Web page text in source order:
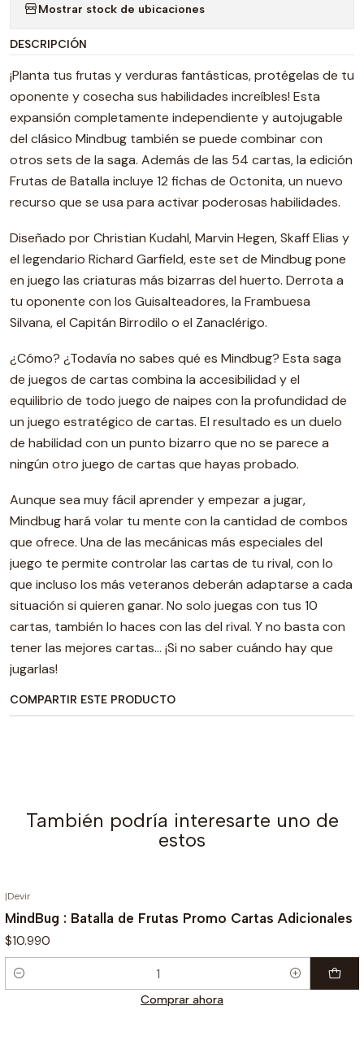
Mostrar stock de ubicaciones
DESCRIPCIÓN
¡Planta tus frutas y verduras fantásticas, protégelas de tu
oponente y cosecha sus habilidades increíbles! Esta
expansión completamente independiente y autojugable
del clásico Mindbug también se puede combinar con
otros sets de la saga. Además de las 54 cartas, la edición
Frutas de Batalla incluye 12 fichas de Octonita, un nuevo
recurso que se usa para activar poderosas habilidades.
Diseñado por Christian Kudahl, Marvin Hegen, Skaff Elias y
el legendario Richard Garfield, este set de Mindbug pone
en juego las criaturas más bizarras del huerto. Derrota a
tu oponente con los Guisalteadores, la Frambuesa
Silvana, el Capitán Birrodilo o el Zanaclérigo.
¿Cómo? ¿Todavía no sabes qué es Mindbug? Esta saga
de juegos de cartas combina la accesibilidad y el
equilibrio de todo juego de naipes con la profundidad de
un juego estratégico de cartas. El resultado es un duelo
de habilidad con un punto bizarro que no se parece a
ningún otro juego de cartas que hayas probado.
Aunque sea muy fácil aprender y empezar a jugar,
Mindbug hará volar tu mente con la cantidad de combos
que ofrece. Una de las mecánicas más especiales del
juego te permite controlar las cartas de tu rival, con lo
que incluso los más veteranos deberán adaptarse a cada
situación si quieren ganar. No solo juegas con tus 10
cartas, también lo haces con las del rival. Y no basta con
tener las mejores cartas… ¡Si no saber cuándo hay que
jugarlas!
COMPARTIR ESTE PRODUCTO
También podría interesarte uno de
estos
|Devir
MindBug : Batalla de Frutas Promo Cartas Adicionales
$10.990
Cantidad
Comprar ahora